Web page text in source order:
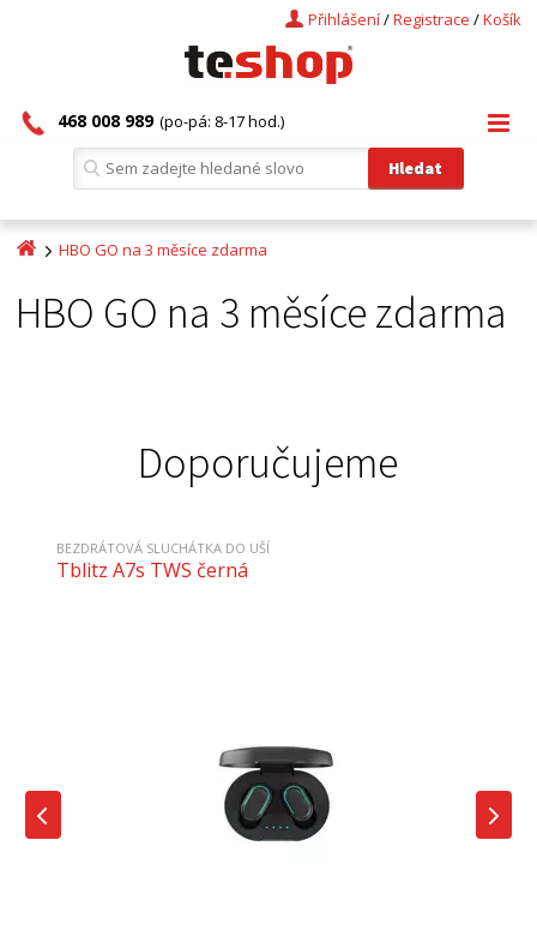
Košík
/
Registrace
/
Přihlášení
468 008 989 (po-pá: 8-17 hod.)
HBO GO na 3 měsíce zdarma
HBO GO na 3 měsíce zdarma
Doporučujeme
BEZDRÁTOVÁ SLUCHÁTKA DO UŠÍ
Tblitz A7s TWS černá